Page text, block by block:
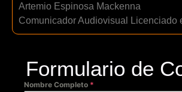
Artemio Espinosa Mackenna
Comunicador Audiovisual Licenciado
Formulario de
Nombre Completo *